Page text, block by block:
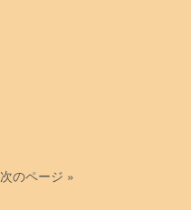
次のページ »